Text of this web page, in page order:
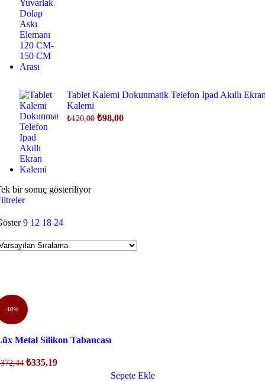
Tablet Kalemi Dokunmatik Telefon Ipad Akıllı
Kalemi
₺120,00 Orijinal
₺98,00Şu
bir sonuç gösteriliyor
9 12 18 24
-10%
Metal Silikon Tabancası
372,44 Orijinal
₺335,19Şu
Sepete Ekle